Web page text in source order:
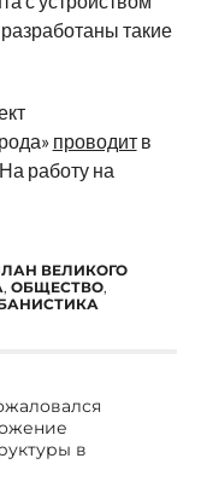
такие
проводитв
работу на
ВЕЛИКОГО
, ОБЩЕСТВО,
в